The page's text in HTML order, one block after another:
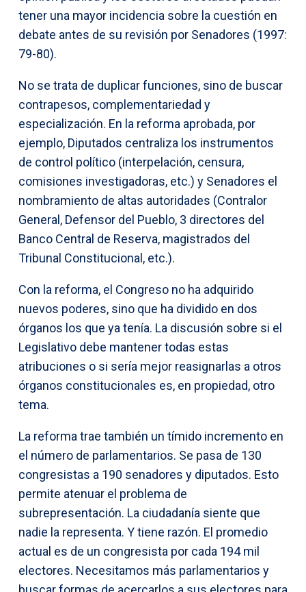
tener una mayor incidencia sobre la cuestión en
debate antes de su revisión por Senadores (1997:
79-80).
No se trata de duplicar funciones, sino de buscar
contrapesos, complementariedad y
especialización. En la reforma aprobada, por
ejemplo, Diputados centraliza los instrumentos
de control político (interpelación, censura,
comisiones investigadoras, etc.) y Senadores el
nombramiento de altas autoridades (Contralor
General, Defensor del Pueblo, 3 directores del
Banco Central de Reserva, magistrados del
Tribunal Constitucional, etc.).
Con la reforma, el Congreso no ha adquirido
nuevos poderes, sino que ha dividido en dos
órganos los que ya tenía. La discusión sobre si el
Legislativo debe mantener todas estas
atribuciones o si sería mejor reasignarlas a otros
órganos constitucionales es, en propiedad, otro
tema.
La reforma trae también un tímido incremento en
el número de parlamentarios. Se pasa de 130
congresistas a 190 senadores y diputados. Esto
permite atenuar el problema de
subrepresentación. La ciudadanía siente que
nadie la representa. Y tiene razón. El promedio
actual es de un congresista por cada 194 mil
electores. Necesitamos más parlamentarios y